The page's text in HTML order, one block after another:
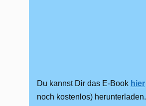
Du kannst Dir das E-Book hier
noch kostenlos) herunterladen.